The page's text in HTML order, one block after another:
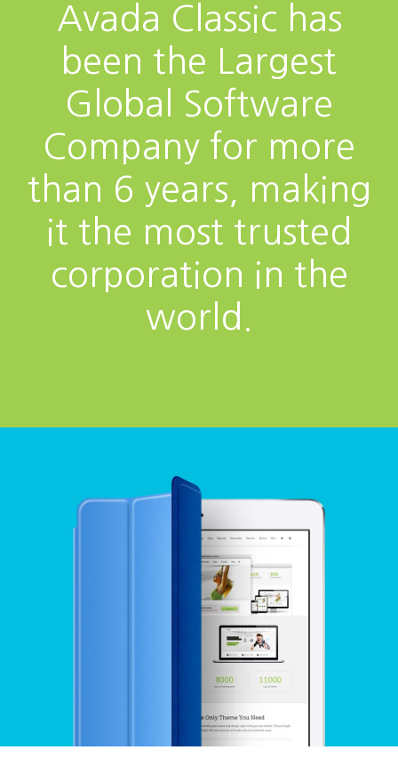
Avada Classic has
been the Largest
Global Software
Company for more
than 6 years, making
it the most trusted
corporation in the
world.